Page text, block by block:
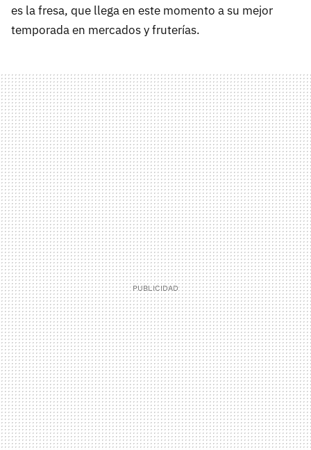
es la fresa, que llega en este momento a su mejor
temporada en mercados y fruterías.